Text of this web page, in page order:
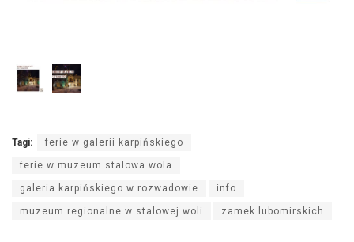
Tagi: ferie w galerii karpińskiego
ferie w muzeum stalowa wola
galeria karpińskiego w rozwadowie info
muzeum regionalne w stalowej woli zamek lubomirskich